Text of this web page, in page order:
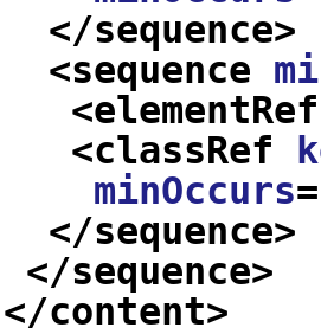
</sequence>
<sequence
<classRef
minOccurs
</sequence>
</sequence>
</content>